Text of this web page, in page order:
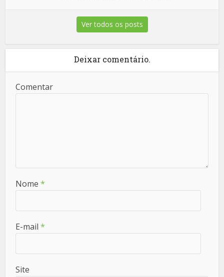
Ver todos os posts
Deixar comentário.
Comentar
Nome*
E-mail*
Site